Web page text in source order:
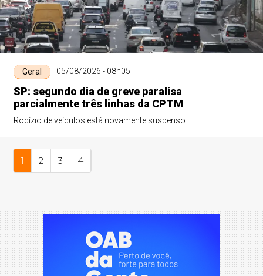
Geral 05/08/2026 - 08h05
SP: segundo dia de greve paralisa
parcialmente três linhas da CPTM
Rodízio de veículos está novamente suspenso
1 2 3 4